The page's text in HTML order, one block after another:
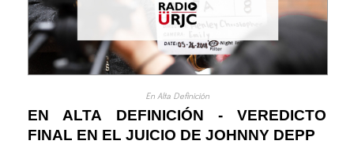
En Alta Definición
EN ALTA DEFINICIÓN - VEREDICTO
FINAL EN EL JUICIO DE JOHNNY DEPP